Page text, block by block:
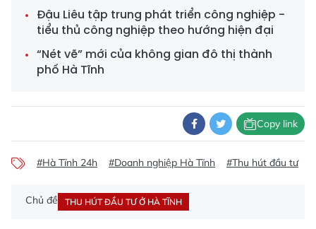
Đậu Liêu tập trung phát triển công nghiệp -
tiểu thủ công nghiệp theo hướng hiện đại
“Nét vẽ” mới của không gian đô thị thành
phố Hà Tĩnh
Copy link
#Hà Tĩnh 24h #Doanh nghiệp Hà Tĩnh #Thu hút đầu tư
Chủ đề THU HÚT ĐẦU TƯ Ở HÀ TĨNH